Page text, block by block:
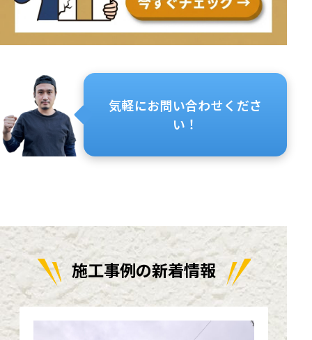
気軽にお問い合わせくださ
い！
施工事例の新着情報